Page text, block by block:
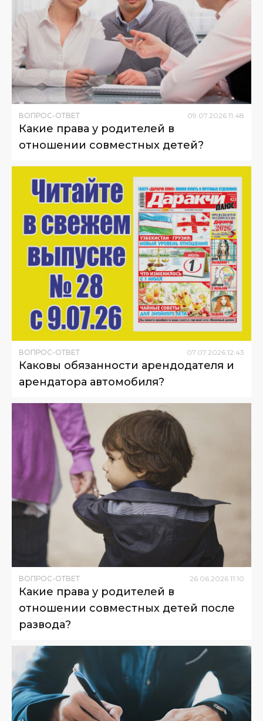
ВОПРОС-ОТВЕТ 09 07 2026 11:48
Какие права у родителей в
отношении совместных детей?
ВОПРОС-ОТВЕТ 07.07.2026 12:43
Каковы обязанности арендодателя и
арендатора автомобиля?
ВОПРОС-ОТВЕТ 26 06 2026 11:10
Какие права у родителей в
отношении совместных детей после
развода?